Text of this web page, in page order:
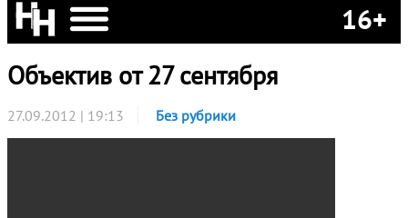
16+
Объектив от 27 сентября
27.09.2012 | 19:13 Без рубрики